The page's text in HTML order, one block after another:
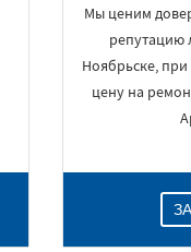
Мы ценим
репутацию
Ноябрьске, при
цену на